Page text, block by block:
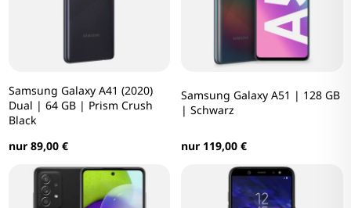
Samsung Galaxy A41 (2020)
Dual | 64 GB | Prism Crush
Black
nur 89,00 €
Samsung Galaxy A51 | 128 GB
| Schwarz
nur 119,00 €